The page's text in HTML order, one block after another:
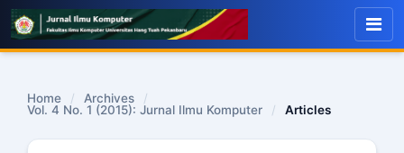
Home / Archives
/
Vol. 4 No. 1 (2015): Jurnal Ilmu Komputer
/ Articles